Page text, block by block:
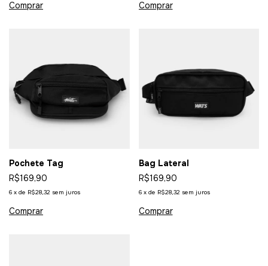
Pochete Tag
R$169,90
6 x de R$28,32 sem juros
Bag Lateral
R$169,90
6 x de R$28,32 sem juros